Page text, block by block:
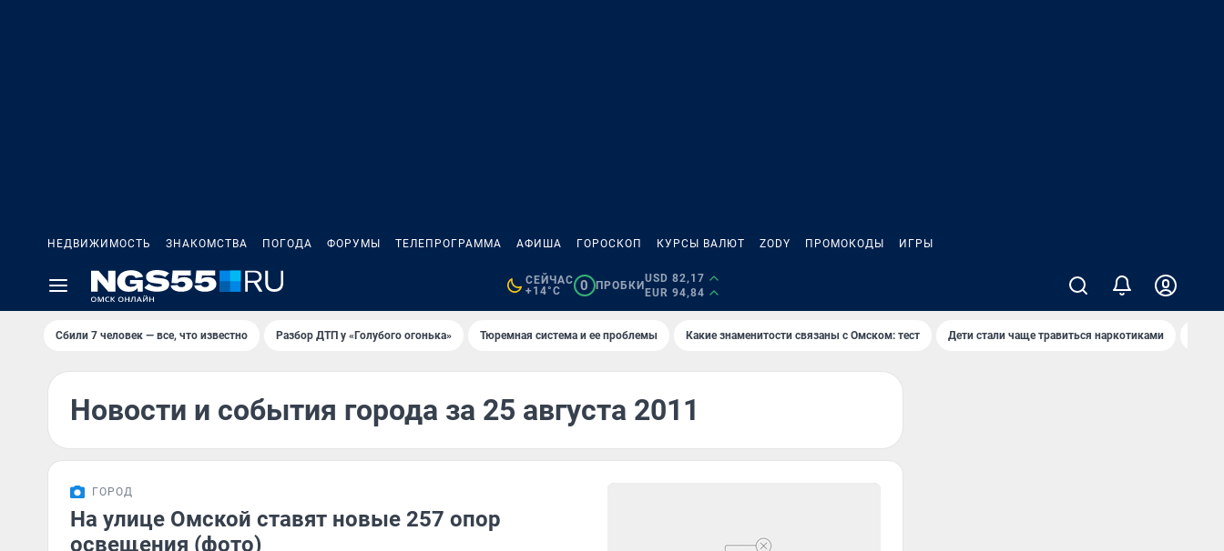
НЕДВИЖИМОСТЬ ЗНАКОМСТВА ПОГОДА ФОРУМЫ ТЕЛЕПРОГРАММА АФИША ГОРОСКОП КУРСЫ ВАЛЮТ ZODY ПРОМОКОДЫ ИГРЫ
СЕЙЧАС
+14°C
0 ПРОБКИ
USD 82,17
EUR 94,84
Сбили 7 человек — все, что известно Разбор ДТП у «Голубого огонька» Тюремная система и ее проблемы Какие знаменитости связаны с Омском: тест Дети стали чаще травиться наркотиками
Новости и события города за 25 августа 2011
ГОРОД
На улице Омской ставят новые 257 опор
освещения (фото)